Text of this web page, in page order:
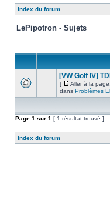
Index du forum
LePipotron - Sujets
[VW Golf IV]
[ Aller à la page:
dans Problèmes
Page 1 sur 1 [ 1 résultat trouvé ]
Index du forum